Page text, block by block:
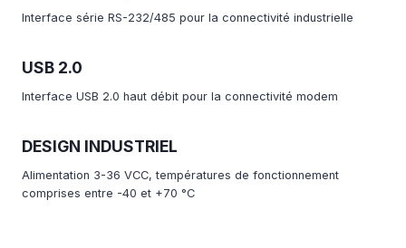
Interface série RS-232/485 pour la connectivité industrielle
USB 2.0
Interface USB 2.0 haut débit pour la connectivité modem
DESIGN INDUSTRIEL
Alimentation 3-36 VCC, températures de fonctionnement
comprises entre -40 et +70 °C